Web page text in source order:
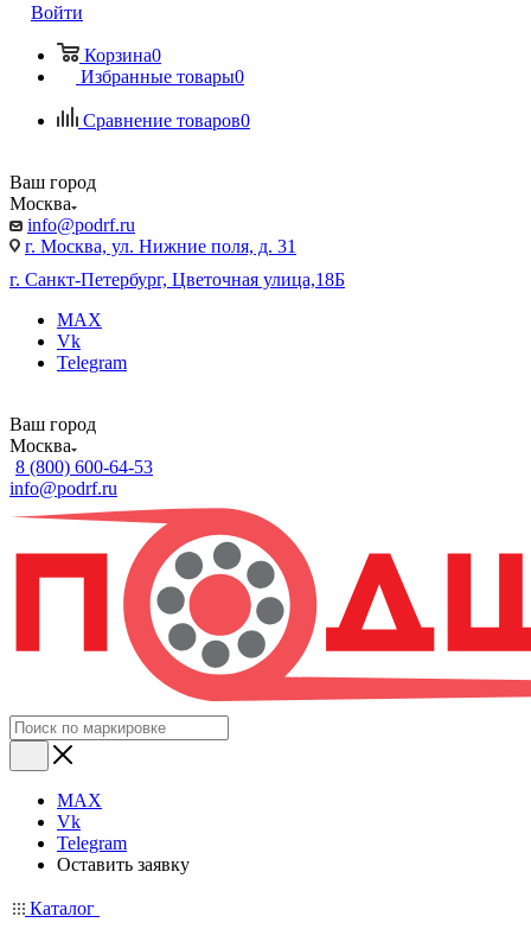
Войти
Корзина0
Избранные товары0
Сравнение товаров0
Ваш город
Москва
info@podrf.ru
г. Москва, ул. Нижние поля, д. 31
г. Санкт-Петербург, Цветочная улица,18Б
MAX
Vk
Telegram
Ваш город
Москва
8 (800) 600-64-53
info@podrf.ru
MAX
Vk
Telegram
Оставить заявку
Каталог